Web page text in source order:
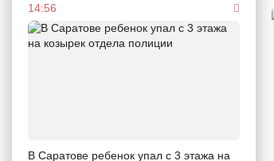
14:56
В Саратове ребенок упал с 3 этажа на